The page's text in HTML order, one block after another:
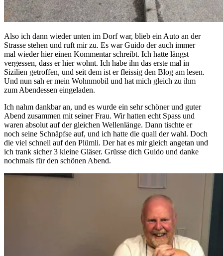
Also ich dann wieder unten im Dorf war, blieb ein Auto an der
Strasse stehen und ruft mir zu. Es war Guido der auch immer
mal wieder hier einen Kommentar schreibt. Ich hatte längst
vergessen, dass er hier wohnt. Ich habe ihn das erste mal in
Sizilien getroffen, und seit dem ist er fleissig den Blog am lesen.
Und nun sah er mein Wohnmobil und hat mich gleich zu ihm
zum Abendessen eingeladen.
Ich nahm dankbar an, und es wurde ein sehr schöner und guter
Abend zusammen mit seiner Frau. Wir hatten echt Spass und
waren absolut auf der gleichen Wellenlänge. Dann tischte er
noch seine Schnäpfse auf, und ich hatte die quall der wahl. Doch
die viel schnell auf den Plümli. Der hat es mir gleich angetan und
ich trank sicher 3 kleine Gläser. Grüsse dich Guido und danke
nochmals für den schönen Abend.